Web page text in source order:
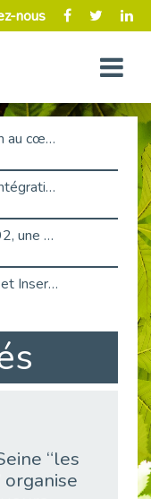
nous
[Retour sur événement] L'inclusion au cœur de la Place de l'Emploi à La Défense !
Travailler autrement : Le défi de l'intégration des maladies chroniques en entreprise
Primark recrute avec Cap Emploi 92, une matinée couronnée de succès !
Job Dating de Colombes – Emploi et Insertion
Aborder l'entretien et la situation de handicap en toute confiance
Retour sur l’atelier « Optimiser sa recherche d’emploi »
Emploi & Handicap : Hachette Livre et Cap emploi 92 renforcent leur collaboration
“les
organise